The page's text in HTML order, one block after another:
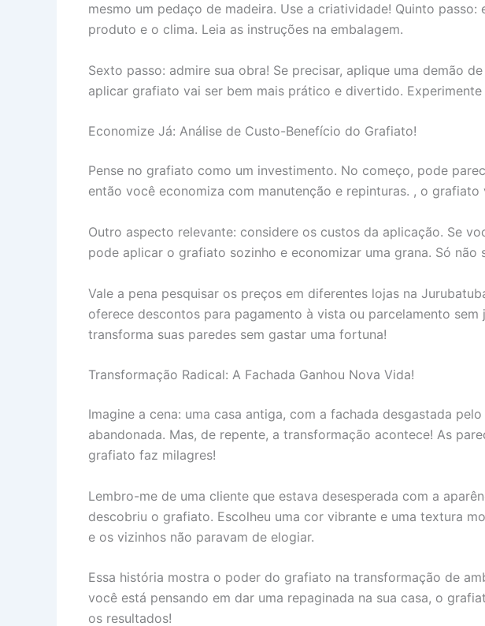
mesmo um pedaço de madeira. Use a criatividade! Quinto
produto e o clima. Leia as instruções na embalagem.
Sexto passo: admire sua obra! Se precisar, aplique uma demão
aplicar grafiato vai ser bem mais prático e divertido.
Economize Já: Análise de Custo-Benefício do Grafiato!
Pense no grafiato como um investimento. No começo, pode
então você economiza com manutenção e repinturas. , o
Outro aspecto relevante: considere os custos da aplicação. Se
pode aplicar o grafiato sozinho e economizar uma grana. Só
Vale a pena pesquisar os preços em diferentes lojas na
oferece descontos para pagamento à vista ou parcelamento
transforma suas paredes sem gastar uma fortuna!
Transformação Radical: A Fachada Ganhou Nova Vida!
Imagine a cena: uma casa antiga, com a fachada desgastada
abandonada. Mas, de repente, a transformação acontece! As
grafiato faz milagres!
Lembro-me de uma cliente que estava desesperada com a
descobriu o grafiato. Escolheu uma cor vibrante e uma textura
e os vizinhos não paravam de elogiar.
Essa história mostra o poder do grafiato na transformação de
você está pensando em dar uma repaginada na sua casa, o
os resultados!